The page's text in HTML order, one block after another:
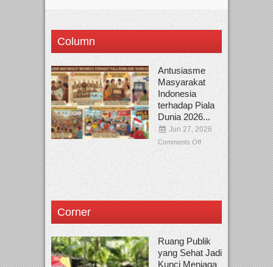
Column
Antusiasme
Masyarakat
Indonesia
terhadap Piala
Dunia 2026...
Jun 27, 2026
Comments Off
Corner
Ruang Publik
yang Sehat Jadi
Kunci Menjaga